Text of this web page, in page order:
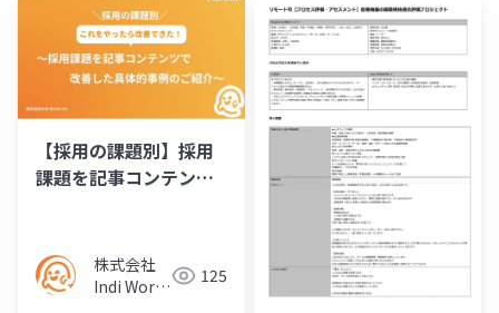
【採用の課題別】採用
課題を記事コンテンツ
株式会社
Indi Works
125